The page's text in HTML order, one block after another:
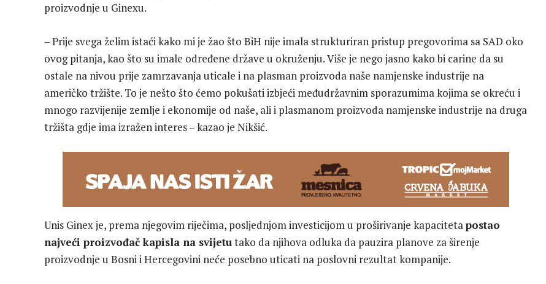
proizvodnje u Ginexu.
– Prije svega želim istaći kako mi je žao što BiH nije imala strukturiran pristup pregovorima sa SAD oko
ovog pitanja, kao što su imale određene države u okruženju. Više je nego jasno kako bi carine da su
ostale na nivou prije zamrzavanja uticale i na plasman proizvoda naše namjenske industrije na
američko tržište. To je nešto što ćemo pokušati izbjeći međudržavnim sporazumima kojima se okreću i
mnogo razvijenije zemlje i ekonomije od naše, ali i plasmanom proizvoda namjenske industrije na druga
tržišta gdje ima izražen interes – kazao je Nikšić.
Unis Ginex je, prema njegovim riječima, posljednjom investicijom u proširivanje kapacitetapostao
najveći proizvođač kapisla na svijetutako da njihova odluka da pauzira planove za širenje
proizvodnje u Bosni i Hercegovini neće posebno uticati na poslovni rezultat kompanije.